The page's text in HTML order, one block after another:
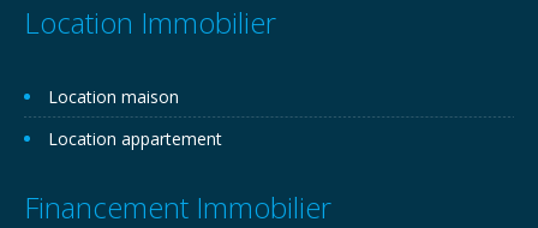
Location Immobilier
Location maison
Location appartement
Financement Immobilier